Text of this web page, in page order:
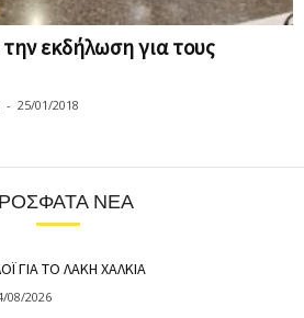
εκδήλωση για τους
- 25/01/2018
ΝΈΑ
ΓΙΑ ΤΟ ΛΑΚΗ ΧΑΛΚΙΑ
08/2026